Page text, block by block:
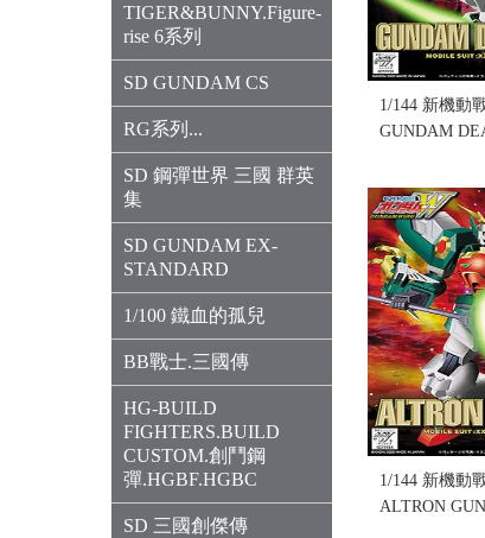
TIGER&BUNNY.Figure-
rise 6系列
SD GUNDAM CS
RG系列...
SD 鋼彈世界 三國 群英
集
SD GUNDAM EX-
STANDARD
1/100 鐵血的孤兒
BB戰士.三國傳
HG-BUILD
FIGHTERS.BUILD
CUSTOM.創鬥鋼
彈.HGBF.HGBC
SD 三國創傑傳
1/144 新機動
GUNDAM
售價:0
1/144 新機動
ALTRON